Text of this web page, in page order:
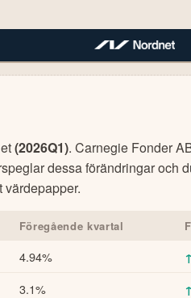
(2026Q1). Carnegie Fonder
dessa förändringar och
värdepapper.
Föregående kvartal
4.94%
3.1%